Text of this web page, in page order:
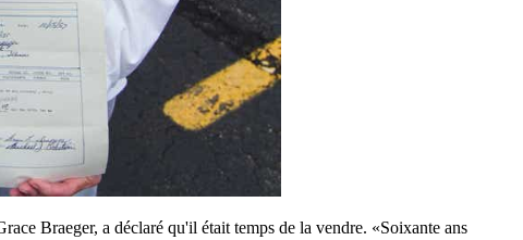
Braeger, a déclaré qu'il était temps de la vendre. «Soixante ans